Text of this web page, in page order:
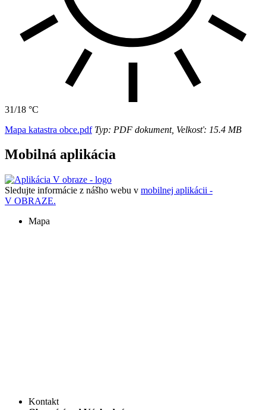
31/18 °C
Mapa katastra obce.pdfTyp: PDF dokument, Velkosť: 15.4 MB
Mobilná aplikácia
Sledujte informácie z nášho webu v mobilnej aplikácii -
V OBRAZE.
Mapa
Kontakt